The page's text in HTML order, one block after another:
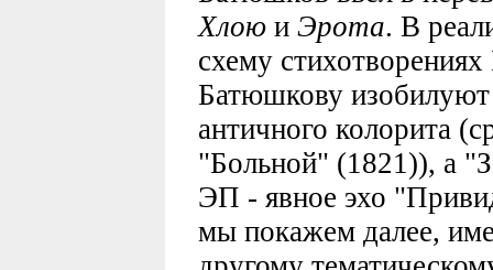
Хлоюи Эрота. В
схему
Батюшкову
античного колорита
"Больной" (1821)), а
ЭП - явное эхо
мы покажем далее,